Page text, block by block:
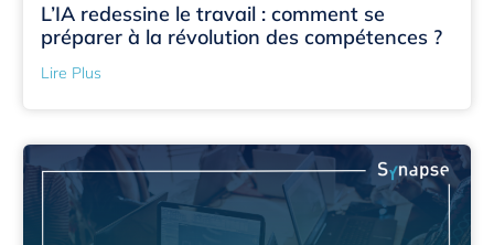
L’IA redessine le travail : comment se
préparer à la révolution des compétences ?
Lire Plus